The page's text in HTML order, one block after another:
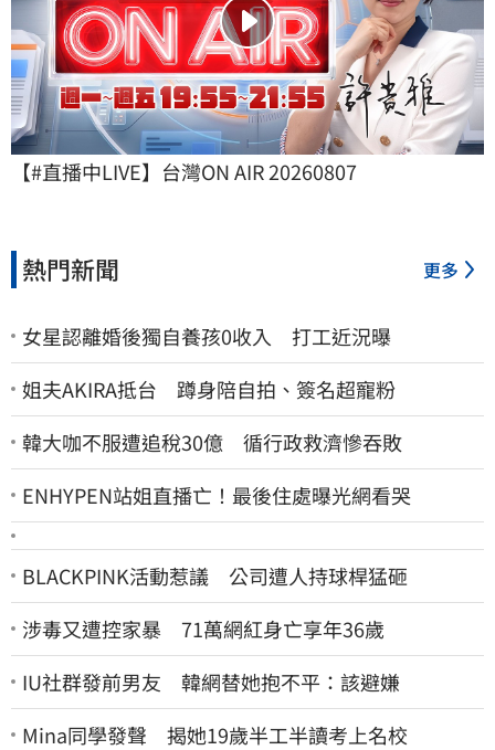
【#直播中LIVE】台灣ON AIR 20260807
熱門新聞 更多
女星認離婚後獨自養孩0收入 打工近況曝
姐夫AKIRA抵台 蹲身陪自拍、簽名超寵粉
韓大咖不服遭追稅30億 循行政救濟慘吞敗
ENHYPEN站姐直播亡！最後住處曝光網看哭
BLACKPINK活動惹議 公司遭人持球桿猛砸
涉毒又遭控家暴 71萬網紅身亡享年36歲
IU社群發前男友 韓網替她抱不平：該避嫌
Mina同學發聲 揭她19歲半工半讀考上名校